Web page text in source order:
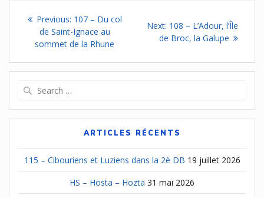
Navigation
l’article
Previous: Previous
post:
107 – Du col
de Saint-Ignace au
sommet de la Rhune
Next: Next
post:
108 – L’Adour, l’Île
de Broc, la Galupe
ARTICLES RÉCENTS
115 – Cibouriens et Luziens dans la 2è DB 19 juillet 2026
HS – Hosta – Hozta 31 mai 2026